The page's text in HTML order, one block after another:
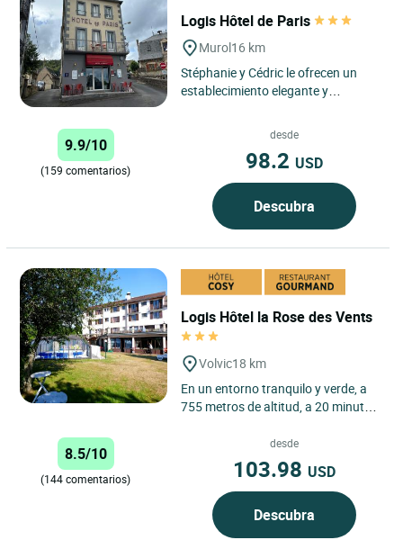
Logis Hôtel de Paris
Murol16 km
Stéphanie y Cédric le ofrecen un
establecimiento elegante y
natural a 850 m de altitud. ...
9.9/10
(159 comentarios)
desde
98.2 USD
Descubra
Logis Hôtel la Rose des Vents
Volvic18 km
En un entorno tranquilo y verde, a
755 metros de altitud, a 20 minutos
Dôme y a 15 minutos...
8.5/10
(144 comentarios)
desde
103.98 USD
Descubra